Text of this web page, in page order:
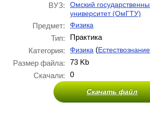
ВУЗ:
Омский
университет (ОмГТУ)
Предмет: Физика
Тип:
Практика
Категория:
Физика (Естествознание
Размер файла:
73 Kb
Скачали:
0
Скачать файл